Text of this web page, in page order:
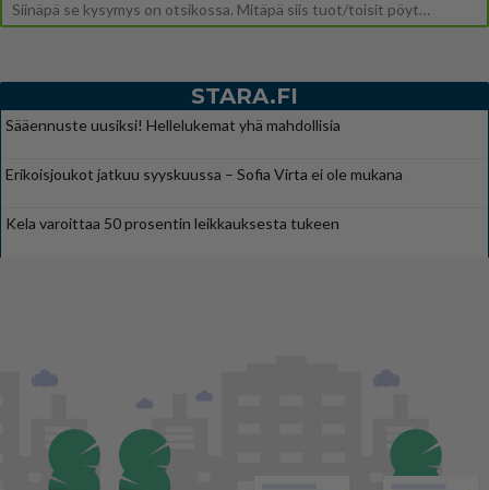
Siinäpä se kysymys on otsikossa. Mitäpä siis tuot/toisit pöytään parisuhteessa? Oletko mies vai nainen? Koetko sen mitä
STARA.FI
Sääennuste uusiksi! Hellelukemat yhä mahdollisia
Erikoisjoukot jatkuu syyskuussa – Sofia Virta ei ole mukana
Kela varoittaa 50 prosentin leikkauksesta tukeen